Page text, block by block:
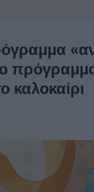
καλοκαίρι